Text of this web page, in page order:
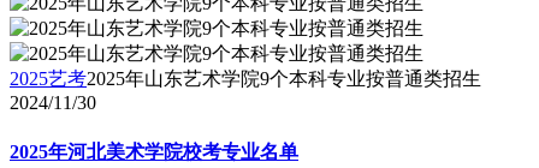
2025艺考2025年山东艺术学院9个本科专业按普通类招生
2024/11/30
2025年河北美术学院校考专业名单